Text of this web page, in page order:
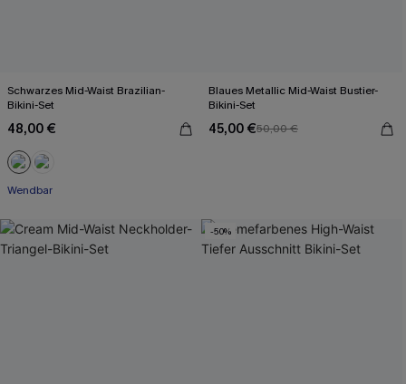
Schwarzes Mid-Waist Brazilian-
Bikini-Set
48,00 €
Wendbar
Blaues Metallic Mid-Waist Bustier-
Bikini-Set
45,00 €50,00 €
-50%